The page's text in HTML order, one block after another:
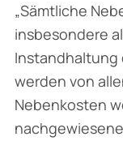
„Sämtliche
insbesondere
Instandhaltung
werden von
Nebenkosten